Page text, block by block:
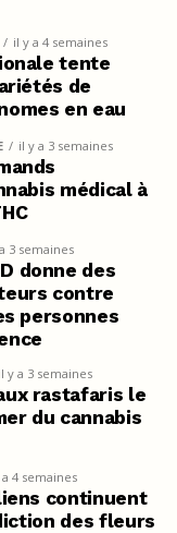
il y a 4 semaines
tente
de
en eau
il y a 3 semaines
médical à
3 semaines
donne des
contre
personnes
il y a 3 semaines
rastafaris le
du cannabis
4 semaines
continuent
des fleurs